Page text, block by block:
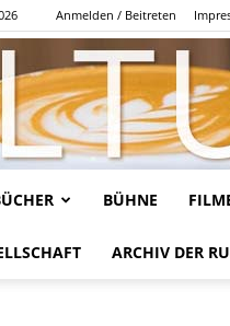
Anmelden / Beitreten
BÜHNE
ARCHIV DER